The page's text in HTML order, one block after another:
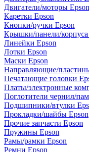
Двигатели/моторы Epson
Каретки Epson
Кнопки/ручки Epson
Крышки/панели/корпуса
Линейки Epson
Лотки Epson
Маски Epson
Направляющие/
Печатающие головки
Платы/электронные
Поглотители чернил/
Подшипники/втулки
Прокладки/шайбы Epson
Прочие запчасти Epson
Пружины Epson
Рамы/рамки Epson
Ремни Epson